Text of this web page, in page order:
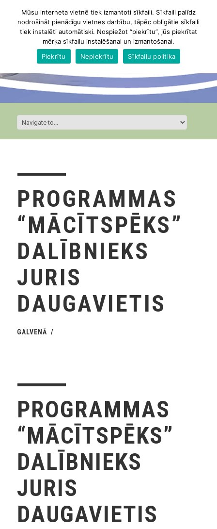
PROGRAMMAS
“MĀCĪTSPĒKS”
DALĪBNIEKS
JURIS
DAUGAVIETIS
GALVENĀ
PROGRAMMAS
“MĀCĪTSPĒKS”
DALĪBNIEKS
JURIS
DAUGAVIETIS
Mūsu interneta vietnē tiek izmantoti sīkfaili. Sīkfaili palīdz
nodrošināt pienācīgu vietnes darbību, tāpēc obligātie sīkfaili
tiek instalēti automātiski. Nospiežot “piekrītu”, jūs piekrītat
mērķa sīkfailu instalēšanai un izmantošanai.
Piekrītu
Nepiekrītu Sīkfailu politika